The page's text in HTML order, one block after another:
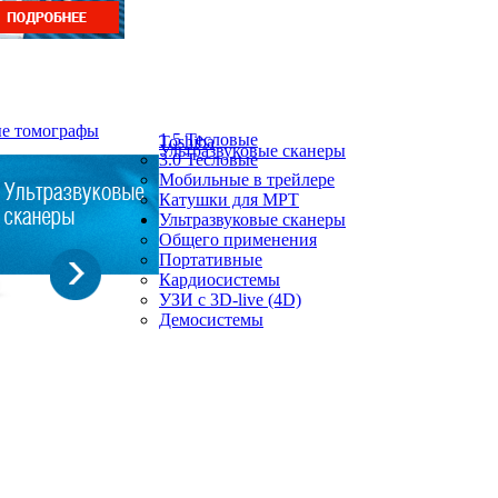
томографы
Ультразвуковые сканеры
Toshiba
1.5 Тесловые
3.0 Тесловые
Мобильные в трейлере
Катушки для МРТ
Ультразвуковые сканеры
Общего применения
Портативные
Кардиосистемы
УЗИ с 3D-live (4D)
Демосистемы